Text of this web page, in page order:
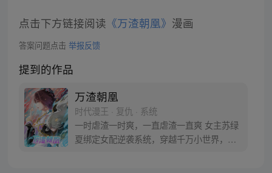
点击下方链接阅读 《万渣朝凰》 漫画
答案问题点击 举报反馈
提到的作品
万渣朝凰
时代漫王 · 复仇 · 系统
一时虐渣一时爽，一直虐渣一直爽 女主苏绿
夏绑定女配逆袭系统，穿越千万小世界，花